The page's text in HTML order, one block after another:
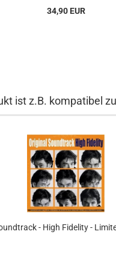
34,90 EUR
ist z.B. kompatibel
- High Fidelity -